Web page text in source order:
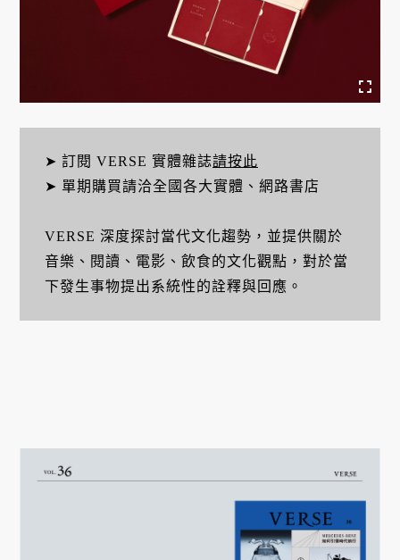
➤ 訂閱 VERSE 實體雜誌請按此
➤ 單期購買請洽全國各大實體、網路書店
VERSE 深度探討當代文化趨勢，並提供關於
音樂、閱讀、電影、飲食的文化觀點，對於當
下發生事物提出系統性的詮釋與回應。